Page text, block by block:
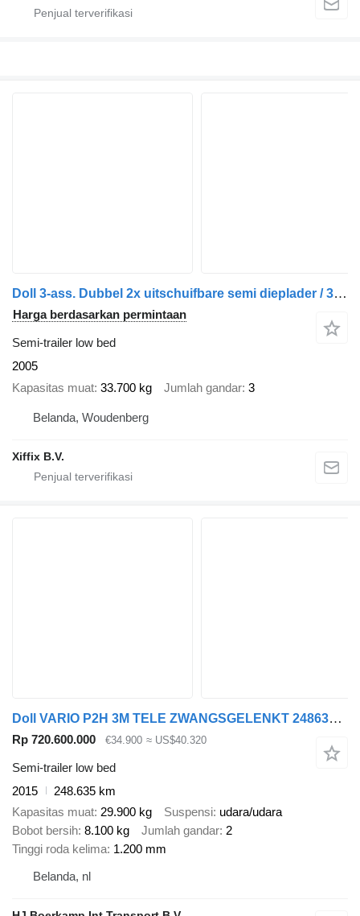
Doll 3-ass. Dubbel 2x uitschuifbare semi dieplader / 3x gestuurd
Harga berdasarkan permintaan
Semi-trailer low bed
2005
Kapasitas muat 33.700 kg Jumlah gandar 3
Belanda, Woudenberg
Xiffix B.V.
Doll VARIO P2H 3M TELE ZWANGSGELENKT 248635km!
Rp 720.600.000 €34.900 ≈ US$40.320
Semi-trailer low bed
2015
248.635 km
Kapasitas muat 29.900 kg Suspensi udara/udara
Bobot bersih 8.100 kg Jumlah gandar 2
Tinggi roda kelima 1.200 mm
Belanda, nl